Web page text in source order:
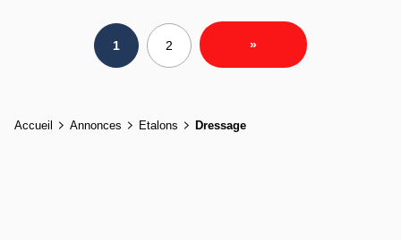
1 2 »
Accueil Annonces Etalons Dressage